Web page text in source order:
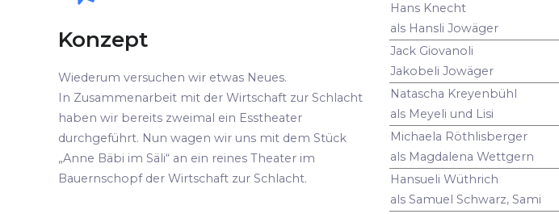
Konzept
Wiederum versuchen wir etwas Neues.
In Zusammenarbeit mit der Wirtschaft zur Schlacht
haben wir bereits zweimal ein Esstheater
durchgeführt. Nun wagen wir uns mit dem Stück
„Anne Bäbi im Säli“ an ein reines Theater im
Bauernschopf der Wirtschaft zur Schlacht.
Hans Knecht
als Hansli Jowäger
Jack Giovanoli
Jakobeli Jowäger
Natascha Kreyenbühl
als Meyeli und Lisi
Michaela Röthlisberger
als Magdalena Wettgern
Hansueli Wüthrich
als Samuel Schwarz, Sami